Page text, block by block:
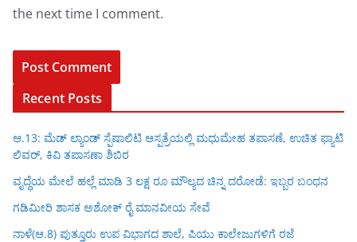
the next time I comment.
Recent Posts
ಆ.13: ಮೆಡ್ ಲ್ಯಾಂಡ್ ಸ್ಪೆಷಾಲಿಟಿ ಆಸ್ಪತ್ರೆಯಲ್ಲಿ ಮಧುಮೇಹ ತಪಾಸಣೆ, ಉಚಿತ ಫ್ಯಾಟಿ
ಲಿವರ್, ಕಿವಿ ತಪಾಸಣಾ ಶಿಬಿರ
ವೃದ್ಧೆಯ ಮೇಲೆ ಹಲ್ಲೆ ಮಾಡಿ 3 ಲಕ್ಷ ರೂ ಮೌಲ್ಯದ ಚಿನ್ನ ದರೋಡೆ: ಇಬ್ಬರ ಬಂಧನ
ಗಡಿಮೀರಿ ಶಾಸಕ ಅಶೋಕ್ ರೈ ಮಾನವೀಯ ಸೇವೆ
ನಾಳೆ(ಆ.8) ಪುತ್ತೂರು ಉಪ ವಿಭಾಗದ ಶಾಲೆ, ಪಿಯು ಕಾಲೇಜುಗಳಿಗೆ ರಜೆ